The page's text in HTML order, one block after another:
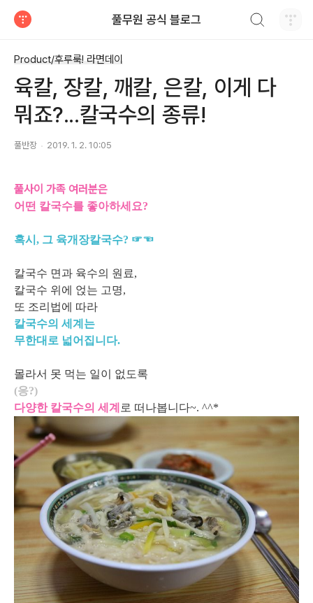
풀무원 공식 블로그
Product/후루룩! 라면데이
육칼, 장칼, 깨칼, 은칼, 이게 다
뭐죠?...칼국수의 종류!
풀반장 2019. 1. 2. 10:05
풀사이 가족 여러분은
어떤 칼국수를 좋아하세요?
혹시, 그 육개장칼국수? ☞☜
칼국수 면과 육수의 원료,
칼국수 위에 얹는 고명,
또 조리법에 따라
칼국수의 세계는
무한대로 넓어집니다.
몰라서 못 먹는 일이 없도록
(응?)
다양한 칼국수의 세계 로 떠나봅니다~. ^^*